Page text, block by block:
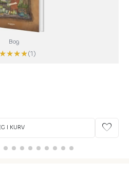
Bog
★★★★(1)
I KURV favorite